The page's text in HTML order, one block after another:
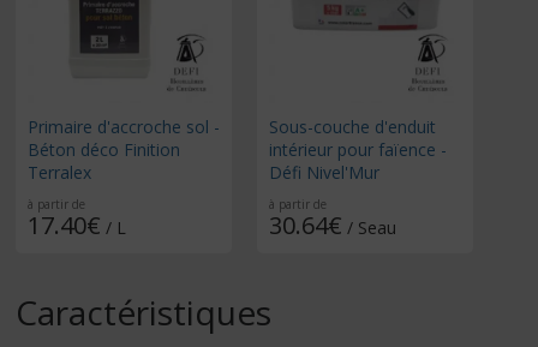
Primaire d'accroche sol -
Béton déco Finition
Terralex
à partir de
17.40€ / L
Sous-couche d'enduit
intérieur pour faïence -
Défi Nivel'Mur
à partir de
30.64€ / Seau
Caractéristiques